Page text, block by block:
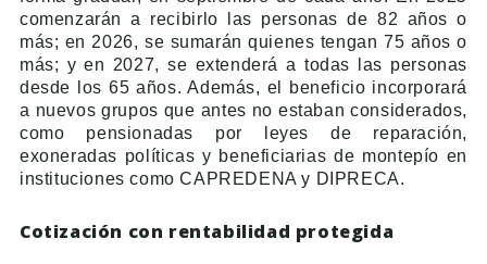
comenzarán a recibirlo las personas de 82 años o
más; en 2026, se sumarán quienes tengan 75 años o
más; y en 2027, se extenderá a todas las personas
desde los 65 años. Además, el beneficio incorporará
a nuevos grupos que antes no estaban considerados,
como pensionadas por leyes de reparación,
exoneradas políticas y beneficiarias de montepío en
instituciones como CAPREDENA y DIPRECA.
Cotización con rentabilidad protegida